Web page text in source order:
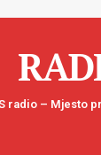
radio – Mjesto